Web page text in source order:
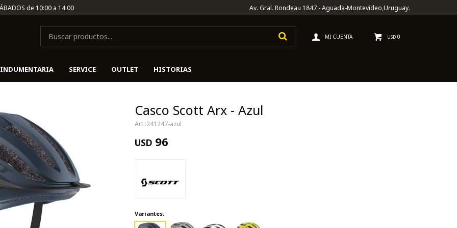
INDUMENTARIA SERVICE OUTLET HISTORIAS
USD 0
de 10:00 a 14:00 Av. Gral. Rondeau 1847 - Aguada-Montevideo,Uruguay.
Casco Scott Arx - Azul
241247-azul
USD 96
Variantes: